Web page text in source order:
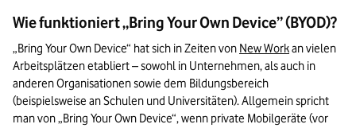
Kürze
Wie funktioniert „Bring Your Own Device” (BYOD)?
„Bring Your Own Device“ hat sich in Zeiten von New Work an vielen
Arbeitsplätzen etabliert – sowohl in Unternehmen, als auch in
anderen Organisationen sowie dem Bildungsbereich
(beispielsweise an Schulen und Universitäten). Allgemein spricht
man von „Bring Your Own Device“, wenn private Mobilgeräte (vor